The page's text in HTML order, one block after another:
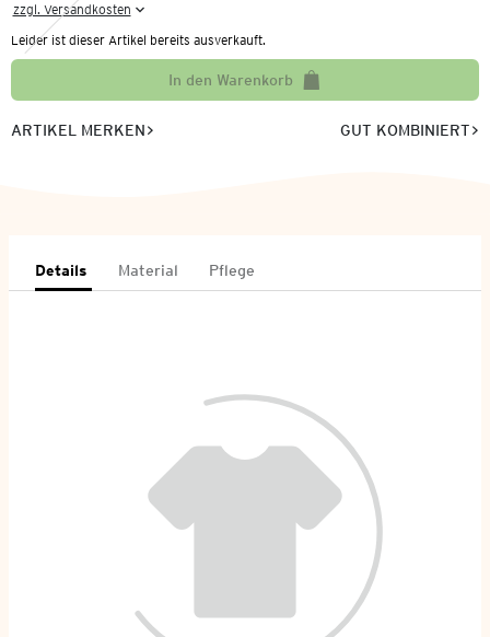
zzgl. Versandkosten
Leider ist dieser Artikel bereits ausverkauft.
In den Warenkorb
ARTIKEL MERKEN GUT KOMBINIERT
Details Material Pflege